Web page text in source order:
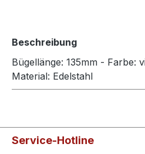
Beschreibung
Bügellänge: 135mm -
Material: Edelstahl
Service-Hotline